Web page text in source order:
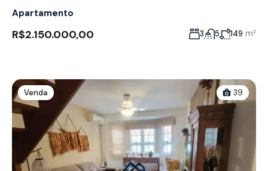
Apartamento
R$2.150.000,00 3 5 149 m²
Venda 39